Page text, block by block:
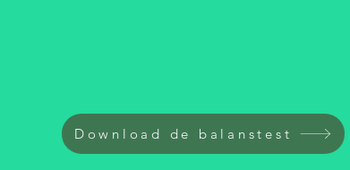
Download de balanstest